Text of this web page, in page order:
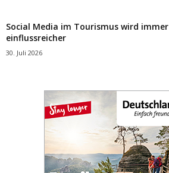
Social Media im Tourismus wird immer
einflussreicher
30. Juli 2026